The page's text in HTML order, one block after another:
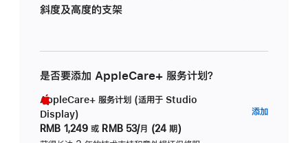
斜度及高度的支架
是否要添加 AppleCare+ 服务计划？
AppleCare+ 服务计划 (适用于 Studio
Display)
RMB 1,249 或 RMB 53/月 (24 期)
添加